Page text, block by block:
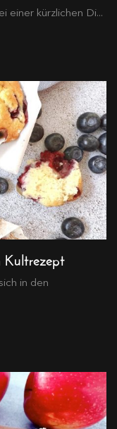
einer kürzlichen Di...
in den